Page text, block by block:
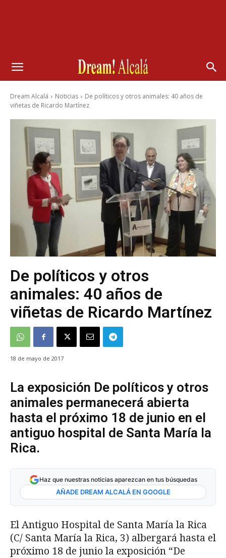
Dream Alcalá Noticias
De políticos y otros animales: 40 años de
viñetas de Ricardo Martínez
De políticos y otros
animales: 40 años de
viñetas de Ricardo Martínez
18 de mayo de 2017
La exposición De políticos y otros
animales permanecerá abierta
hasta el próximo 18 de junio en el
antiguo hospital de Santa María la
Rica.
Haz que nuestras noticias aparezcan en tus búsquedas
AÑADE DREAM ALCALÁ EN GOOGLE
El Antiguo Hospital de Santa María la Rica
(C/ Santa María la Rica, 3) albergará hasta el
próximo 18 de junio la exposición “De